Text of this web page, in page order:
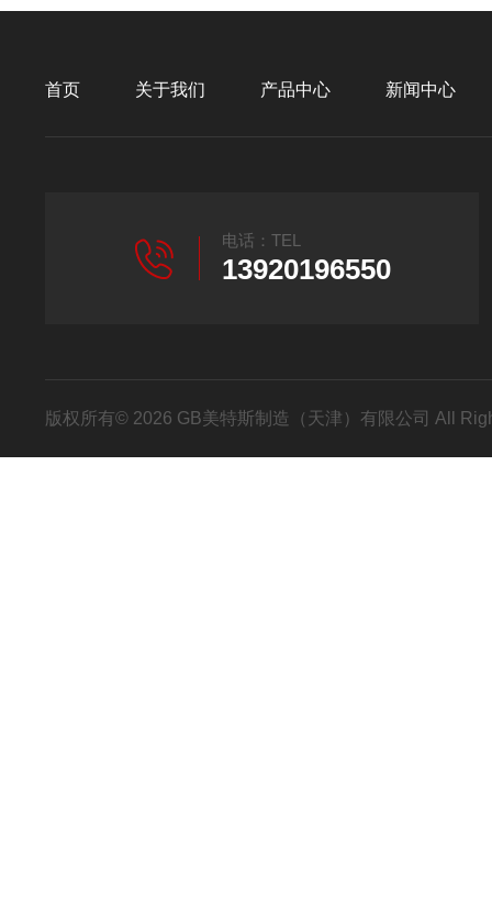
首页 关于我们 产品中心 新闻中心
电话：TEL
13920196550
版权所有© 2026 GB美特斯制造（天津）有限公司 All